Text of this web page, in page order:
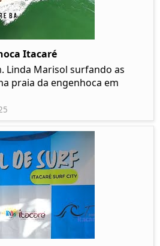
Itacaré
Linda Marisol surfando as
praia da engenhoca em